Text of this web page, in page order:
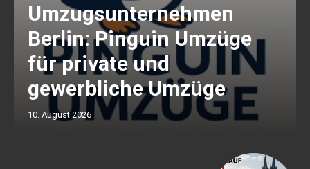
Umzugsunternehmen
Berlin: Pinguin Umzüge
für private und
gewerbliche Umzüge
10. August 2026